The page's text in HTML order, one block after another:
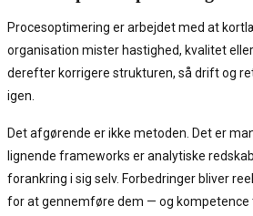
Procesoptimering er arbejdet med at
organisation mister hastighed, kvalitet
derefter korrigere strukturen, så drift og
igen.
Det afgørende er ikke metoden. Det er
lignende frameworks er analytiske
forankring i sig selv. Forbedringer bliver
for at gennemføre dem — og kompetence